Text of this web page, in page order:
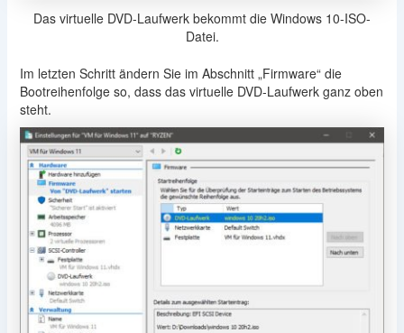
Das virtuelle DVD-Laufwerk bekommt die Windows 10-ISO-
Datei.
Im letzten Schritt ändern Sie im Abschnitt „Firmware“ die
Bootreihenfolge so, dass das virtuelle DVD-Laufwerk ganz oben
steht.